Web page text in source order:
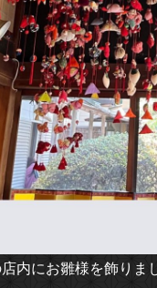
店内にお雛様を飾り